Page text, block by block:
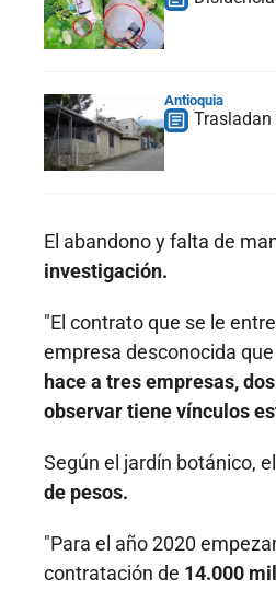
Antioquia
Trasladan
El abandono y falta de
investigación.
"El contrato que se le
empresa desconocida
hace a tres empresas,
observar tiene vínculos
Según el jardín botánico,
de pesos.
"Para el año 2020
contratación de 14.000